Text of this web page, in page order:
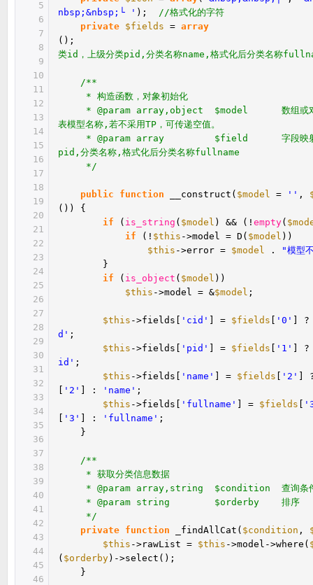
5
6
7
8
9
10
11
12
13
14
15
16
17
18
19
20
21
22
23
24
25
26
27
28
29
30
31
32
33
34
35
36
37
38
39
40
41
42
43
44
45
46
nbsp;&nbsp;└ ' );
//格式化的字符
private $fields = array
类id，上级分类pid,分类名称name,格式化后分类名称
/**
* 构造函数，对象初始化
* @param array,object $model 数组或对象
表模型名称,若不采用TP，可传递空值。
* @param array $field 字段映射，分
pid,分类名称,格式化后分类名称fullname
*/
public function __construct( $model = '' ,
()) {
if
( is_string ( $model ) && (! empty(
if
(! $this ->model = D( $model ))
$this ->error = $model .
"模型
}
if
( is_object ( $model ))
$this ->model = &$model ;
$this ->fields[ 'cid' ] = $fields [ '0' ]
d' ;
$this ->fields[ 'pid' ] = $fields [ '1' ]
id' ;
$this ->fields[ 'name' ] = $fields [ '2' ]
[ '2' ] : 'name' ;
$this ->fields[ 'fullname' ] = $fields [
[ '3' ] : 'fullname' ;
}
/**
* 获取分类信息数据
* @param array,string $condition 查询条
* @param string $orderby 排序
*/
private function _findAllCat( $condition ,
$this ->rawList = $this ->model->where(
( $orderby)->select();
}